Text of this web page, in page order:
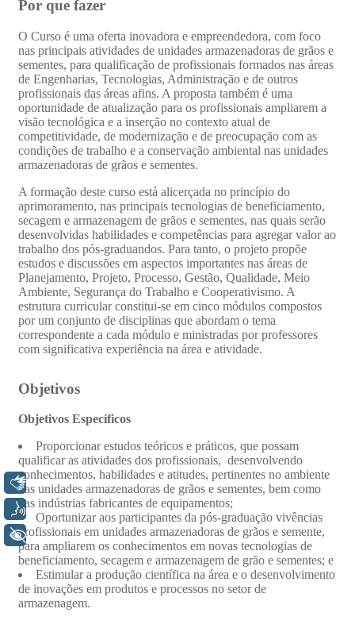
Libras
Voz
+ Acessibilidade